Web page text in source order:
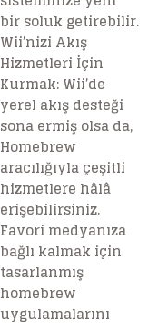
bir soluk getirebilir.
Wii’nizi Akış
Hizmetleri İçin
Kurmak: Wii’de
yerel akış desteği
sona ermiş olsa da,
Homebrew
aracılığıyla çeşitli
hizmetlere hâlâ
erişebilirsiniz.
Favori medyanıza
bağlı kalmak için
tasarlanmış
homebrew
uygulamalarını